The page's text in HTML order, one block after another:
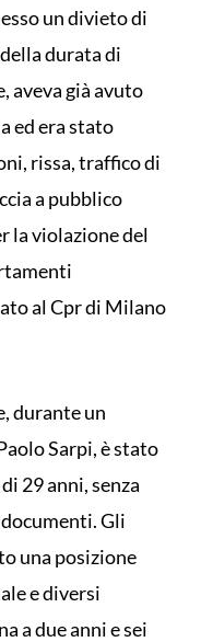
un divieto di
durata di
aveva già avuto
ed era stato
rissa, traffico di
a pubblico
la violazione del
al Cpr di Milano
durante un
Sarpi, è stato
29 anni, senza
Gli
una posizione
e diversi
a due anni e sei